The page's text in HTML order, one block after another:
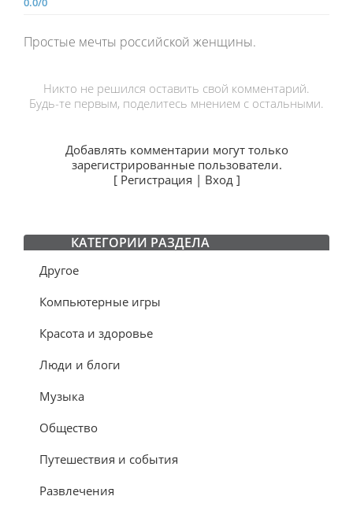
Простые мечты российской женщины.
Никто не решился оставить свой комментарий.
Будь-те первым, поделитесь мнением с остальными.
Добавлять комментарии могут только
зарегистрированные пользователи.
[ Регистрация | Вход]
КАТЕГОРИИ РАЗДЕЛА
Другое
Компьютерные игры
Красота и здоровье
Люди и блоги
Музыка
Общество
Путешествия и события
Развлечения